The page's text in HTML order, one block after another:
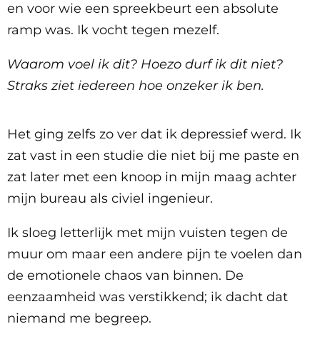
en voor wie een spreekbeurt een absolute
ramp was. Ik vocht tegen mezelf.
Waarom voel ik dit? Hoezo durf ik dit niet?
Straks ziet iedereen hoe onzeker ik ben.
Het ging zelfs zo ver dat ik depressief werd. Ik
zat vast in een studie die niet bij me paste en
zat later met een knoop in mijn maag achter
mijn bureau als civiel ingenieur.
Ik sloeg letterlijk met mijn vuisten tegen de
muur om maar een andere pijn te voelen dan
de emotionele chaos van binnen. De
eenzaamheid was verstikkend; ik dacht dat
niemand me begreep.